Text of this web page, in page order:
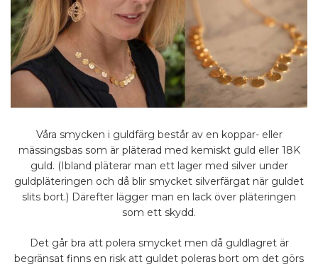
Våra smycken i guldfärg består av en koppar- eller
mässingsbas som är pläterad med kemiskt guld eller 18K
guld. (Ibland pläterar man ett lager med silver under
guldpläteringen och då blir smycket silverfärgat när guldet
slits bort.) Därefter lägger man en lack över pläteringen
som ett skydd.
Det går bra att polera smycket men då guldlagret är
begränsat finns en risk att guldet poleras bort om det görs